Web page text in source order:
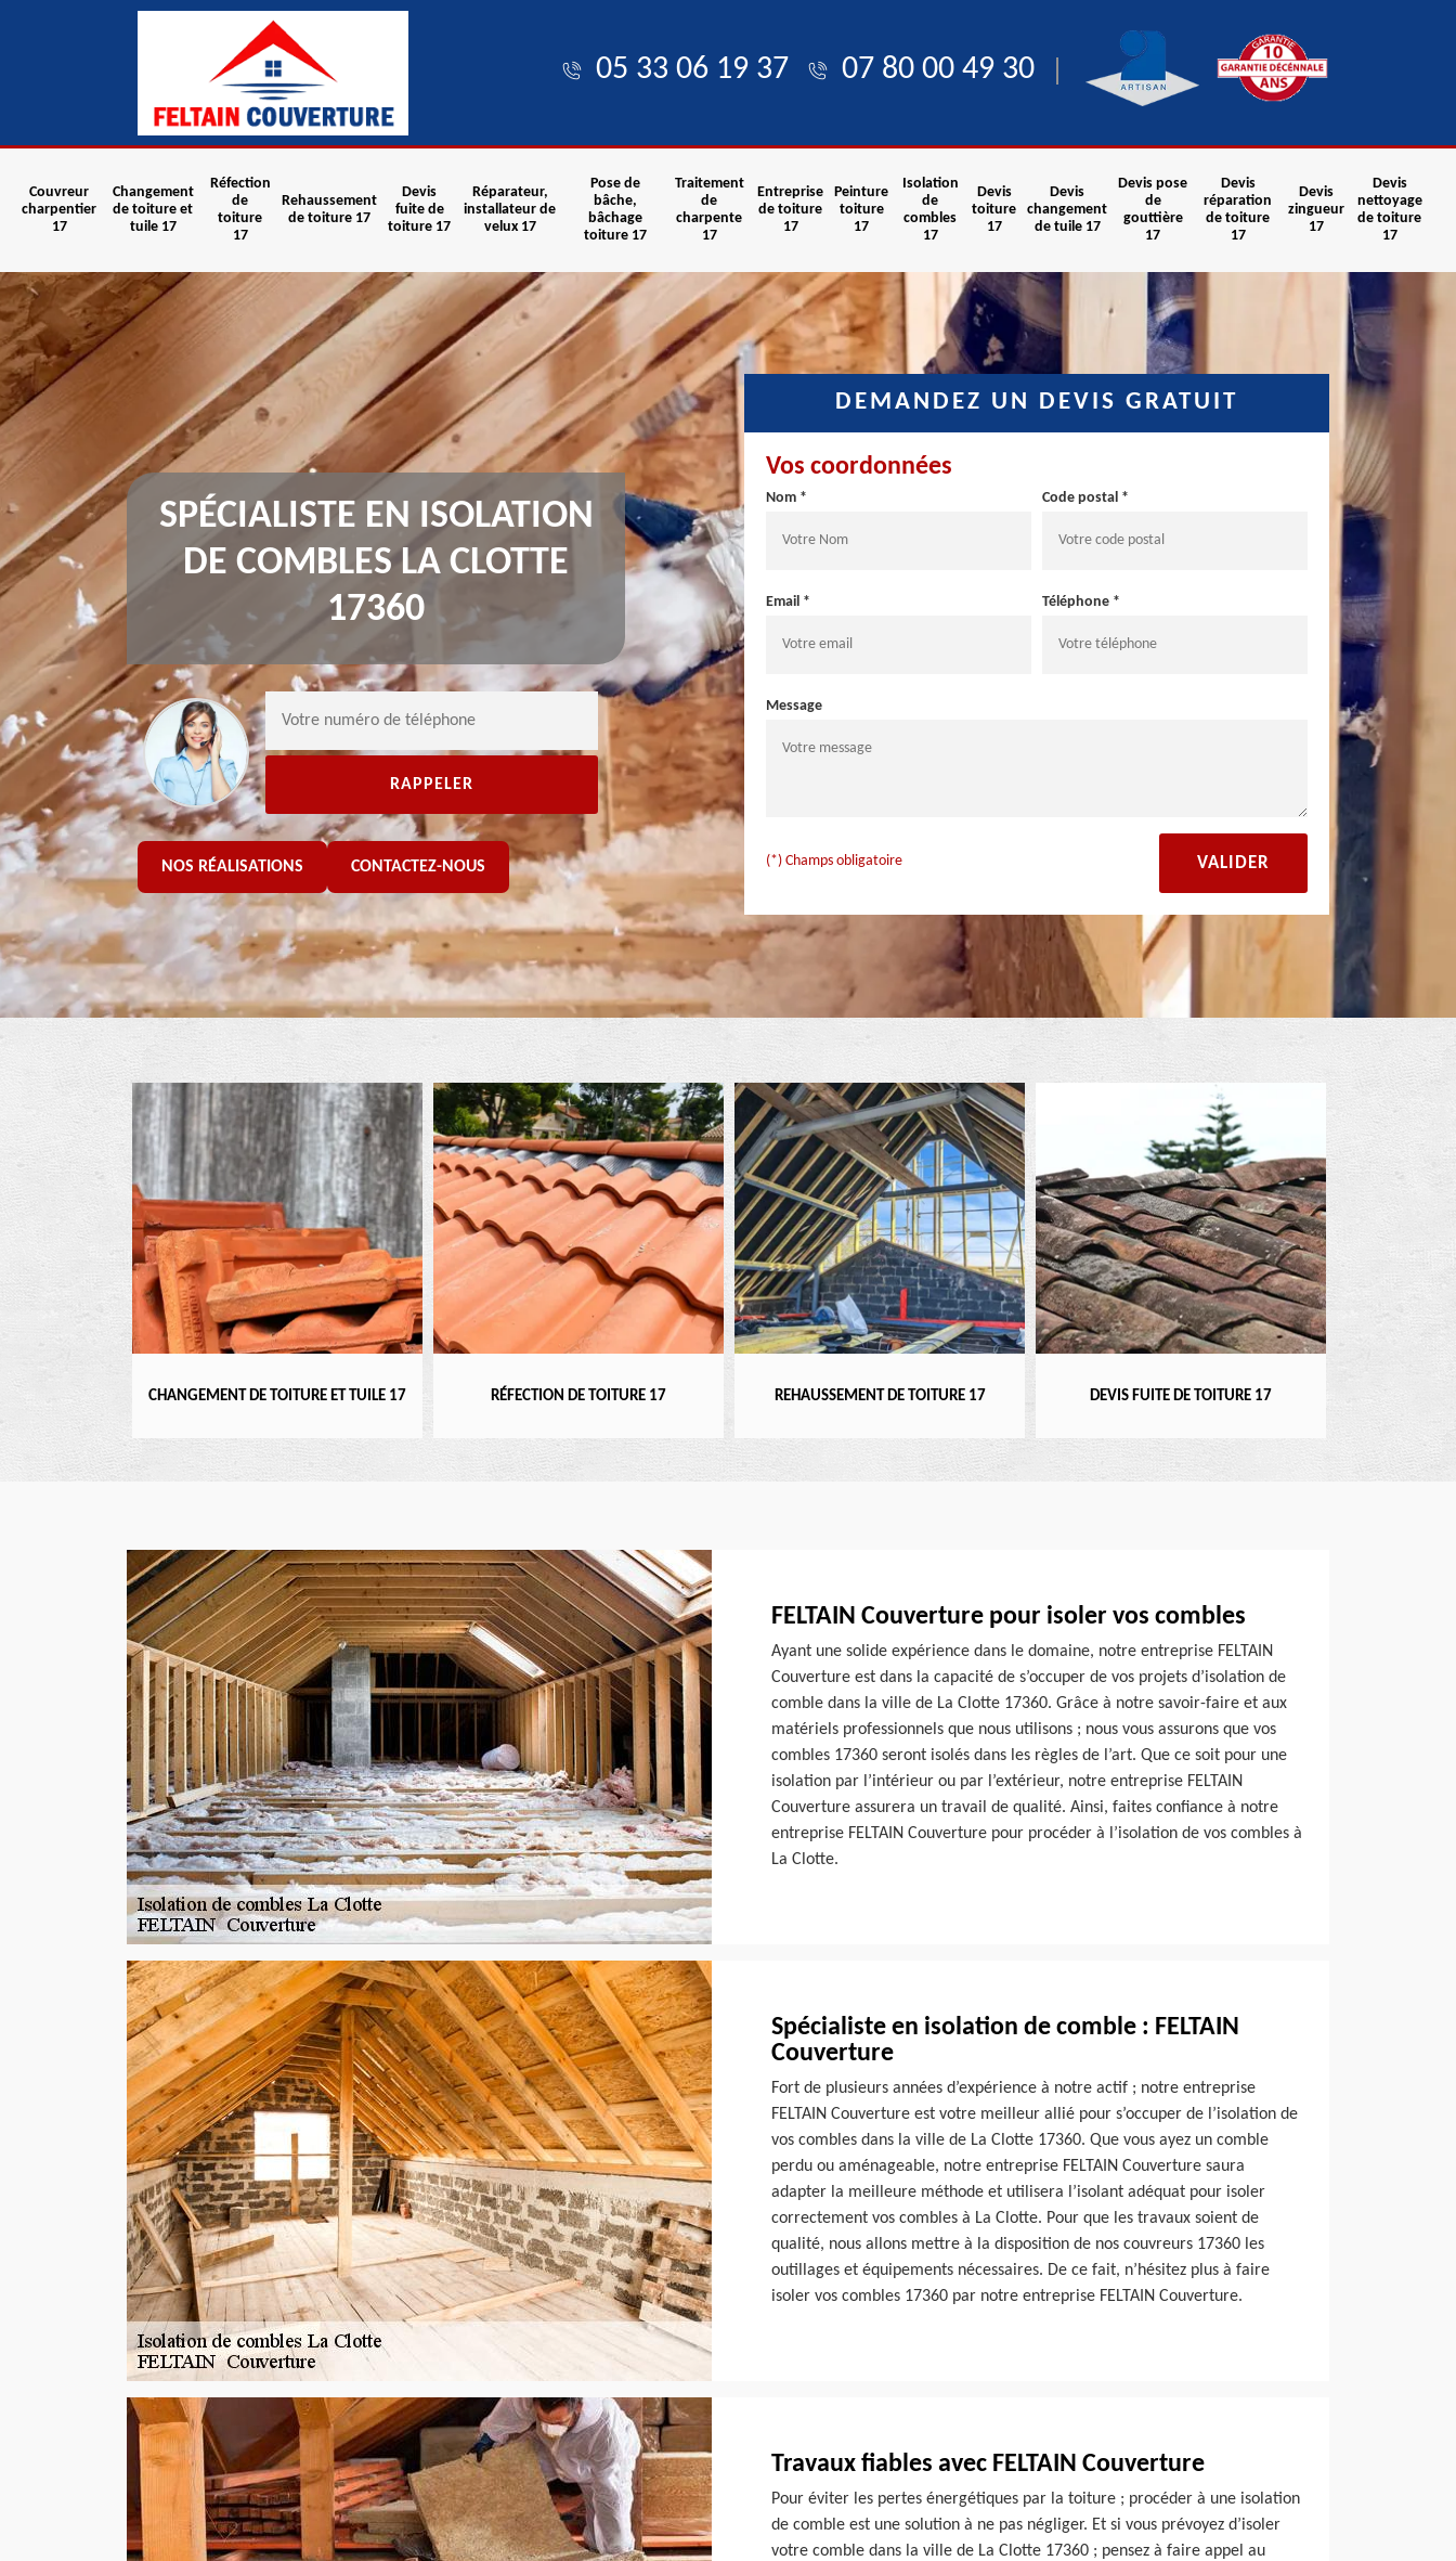
05 33 06 19 37 07 80 00 49 30
Couvreur
charpentier
17
Changement
de toiture et
tuile 17
Réfection
de
toiture
17
Rehaussement
de toiture 17
Devis
fuite de
toiture 17
Réparateur,
installateur de
velux 17
Pose de
bâche,
bâchage
toiture 17
Traitement
de
charpente
17
Entreprise
de toiture
17
Peinture
toiture
17
Isolation
de
combles
17
Devis
toiture
17
Devis
changement
de tuile 17
Devis pose
de
gouttière
17
Devis
réparation
de toiture
17
Devis
zingueur
17
Devis
nettoyage
de toiture
17
SPÉCIALISTE EN ISOLATION
DE COMBLES LA CLOTTE
17360
NOS RÉALISATIONS CONTACTEZ-NOUS
DEMANDEZ UN DEVIS GRATUIT
Vos coordonnées
Nom * Code postal *
Email * Téléphone *
Message
(*) Champs obligatoire
CHANGEMENT DE TOITURE ET TUILE 17 RÉFECTION DE TOITURE 17 REHAUSSEMENT DE TOITURE 17 DEVIS FUITE DE TOITURE 17
RÉPARATEUR,
FELTAIN Couverture pour isoler vos combles
Ayant une solide expérience dans le domaine, notre entreprise FELTAIN
Couverture est dans la capacité de s’occuper de vos projets d’isolation de
comble dans la ville de La Clotte 17360. Grâce à notre savoir-faire et aux
matériels professionnels que nous utilisons ; nous vous assurons que vos
combles 17360 seront isolés dans les règles de l’art. Que ce soit pour une
isolation par l’intérieur ou par l’extérieur, notre entreprise FELTAIN
Couverture assurera un travail de qualité. Ainsi, faites confiance à notre
entreprise FELTAIN Couverture pour procéder à l’isolation de vos combles à
La Clotte.
Spécialiste en isolation de comble : FELTAIN
Couverture
Fort de plusieurs années d’expérience à notre actif ; notre entreprise
FELTAIN Couverture est votre meilleur allié pour s’occuper de l’isolation de
vos combles dans la ville de La Clotte 17360. Que vous ayez un comble
perdu ou aménageable, notre entreprise FELTAIN Couverture saura
adapter la meilleure méthode et utilisera l’isolant adéquat pour isoler
correctement vos combles à La Clotte. Pour que les travaux soient de
qualité, nous allons mettre à la disposition de nos couvreurs 17360 les
outillages et équipements nécessaires. De ce fait, n’hésitez plus à faire
isoler vos combles 17360 par notre entreprise FELTAIN Couverture.
Travaux fiables avec FELTAIN Couverture
Pour éviter les pertes énergétiques par la toiture ; procéder à une isolation
de comble est une solution à ne pas négliger. Et si vous prévoyez d’isoler
votre comble dans la ville de La Clotte 17360 ; pensez à faire appel au